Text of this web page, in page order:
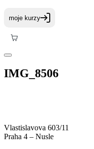
IMG_8506
Vlastislavova 603/11
Praha 4 – Nusle